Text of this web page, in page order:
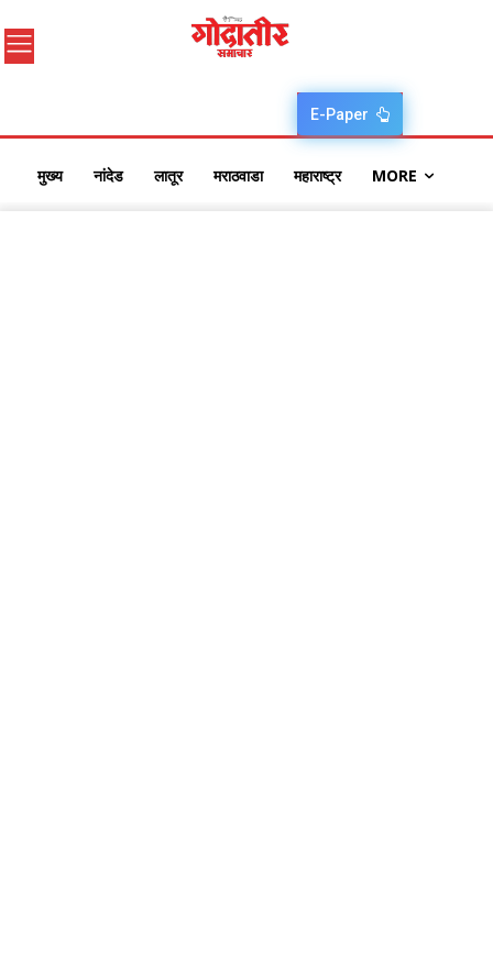
E-Paper
मुख्य नांदेड लातूर मराठवाडा महाराष्ट्र MORE